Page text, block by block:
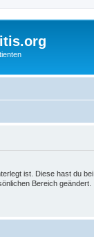
ist. Diese hast du bei
Bereich geändert.